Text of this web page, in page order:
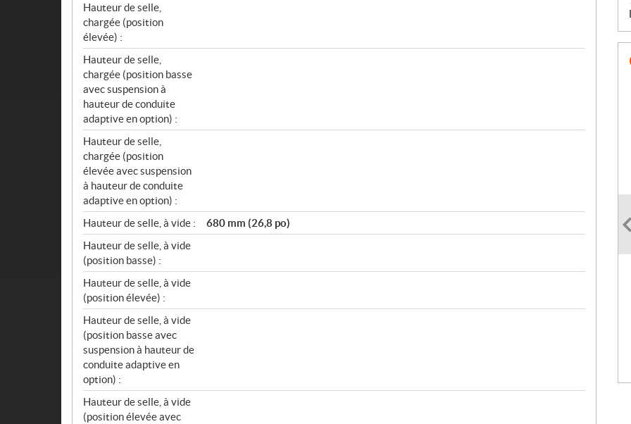
Hauteur de selle,
chargée (position
élevée) :
Hauteur de selle,
chargée (position basse
avec suspension à
hauteur de conduite
adaptive en option) :
Hauteur de selle,
chargée (position
élevée avec suspension
à hauteur de conduite
adaptive en option) :
Hauteur de selle, à vide :
680 mm (26,8 po)
Hauteur de selle, à vide
(position basse) :
Hauteur de selle, à vide
(position élevée) :
Hauteur de selle, à vide
(position basse avec
suspension à hauteur de
conduite adaptive en
option) :
Hauteur de selle, à vide
(position élevée avec